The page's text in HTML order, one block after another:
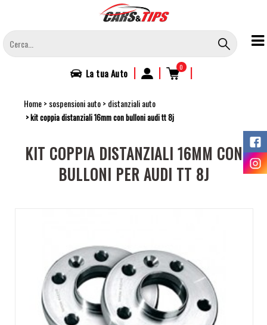
contenuto
principale
La tuaAuto | | 0 |
Home sospensioni auto distanziali auto
kit coppia distanziali 16mm con bulloni audi tt 8j
KIT COPPIA DISTANZIALI 16MM CON
BULLONI PER AUDI TT 8J